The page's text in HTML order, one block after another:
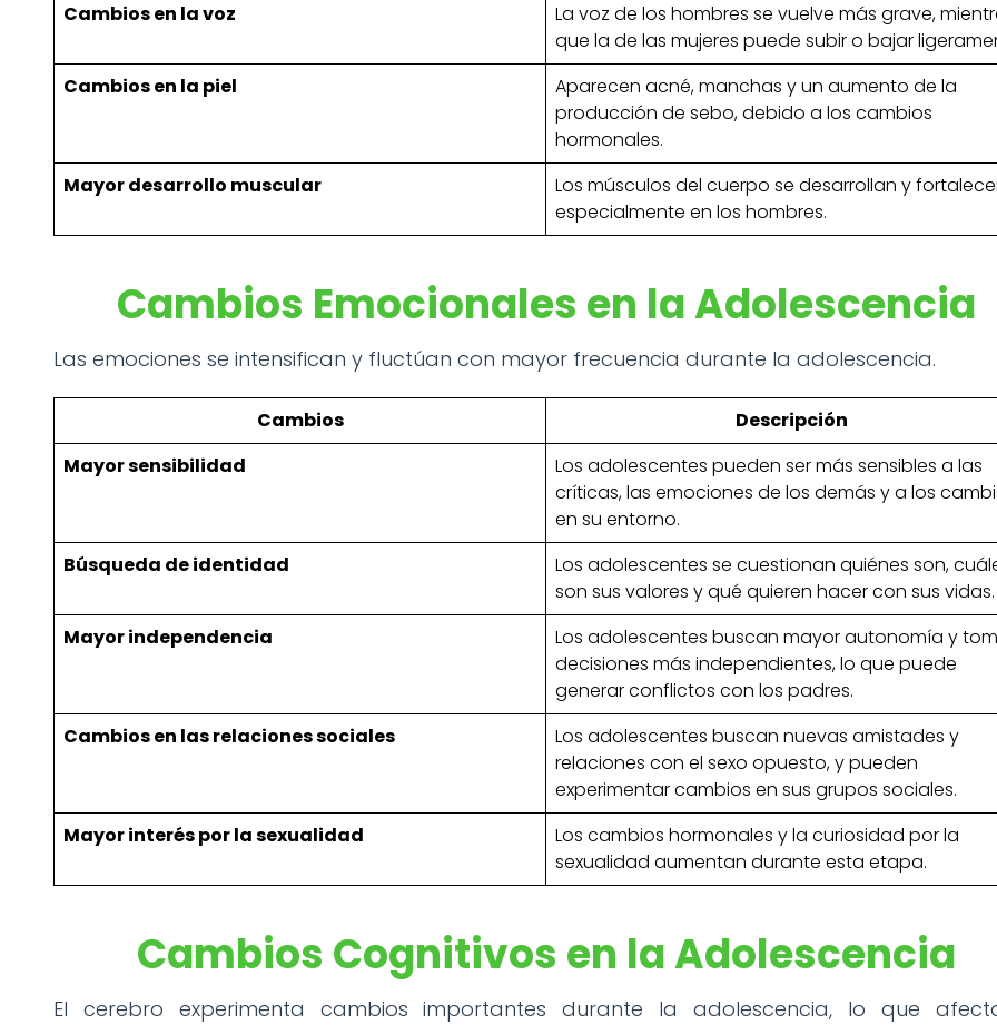
Cambios en la voz
La voz de los hombres se vuelve más grave,
que la de las mujeres puede subir o bajar
Cambios en la piel
Aparecen acné, manchas y un aumento de la
producción de sebo, debido a los cambios
hormonales.
Mayor desarrollo muscular
Los músculos del cuerpo se desarrollan y
especialmente en los hombres.
Cambios Emocionales en la Adolescencia
Las emociones se intensifican y fluctúan con mayor frecuencia durante la adolescencia.
Cambios
Descripción
Mayor sensibilidad
Los adolescentes pueden ser más sensibles a las
críticas, las emociones de los demás y a los
en su entorno.
Búsqueda de identidad
Los adolescentes se cuestionan quiénes son,
son sus valores y qué quieren hacer con sus vidas.
Mayor independencia
Los adolescentes buscan mayor autonomía y
decisiones más independientes, lo que puede
generar conflictos con los padres.
Cambios en las relaciones sociales
Los adolescentes buscan nuevas amistades y
relaciones con el sexo opuesto, y pueden
experimentar cambios en sus grupos sociales.
Mayor interés por la sexualidad
Los cambios hormonales y la curiosidad por la
sexualidad aumentan durante esta etapa.
Cambios Cognitivos en la Adolescencia
El cerebro experimenta cambios importantes durante la adolescencia, lo que